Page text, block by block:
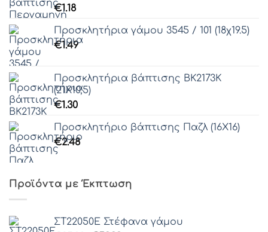
€1.18
Προσκλητήρια γάμου 3545 / 101 (18χ19.5)
€1.49
Προσκλητήρια βάπτισης ΒΚ2173Κ
(21Χ10,5)
€1.30
Προσκλητήριο βάπτισης Παζλ (16Χ16)
€2.48
Προϊόντα με Έκπτωση
ΣΤ22050Ε Στέφανα γάμου